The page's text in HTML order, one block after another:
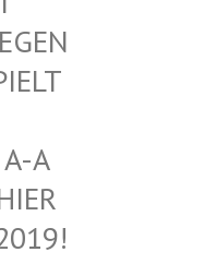
A-A
NIE
DIE